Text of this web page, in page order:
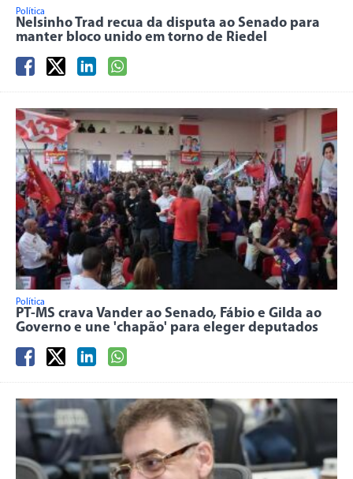
Política
Nelsinho Trad recua da disputa ao Senado para
manter bloco unido em torno de Riedel
Política
PT-MS crava Vander ao Senado, Fábio e Gilda ao
Governo e une 'chapão' para eleger deputados